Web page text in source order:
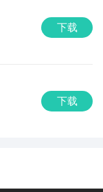
下载
下载